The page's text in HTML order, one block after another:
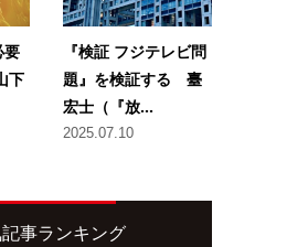
要
下
『検証 フジテレビ問
題』を検証する 臺
宏士（『放...
2025.07.10
事ランキング